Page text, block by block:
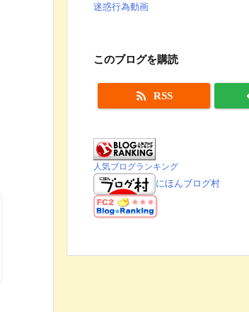
迷惑行為動画
このブログを購読
 RSS
人気ブログランキング
にほんブログ村